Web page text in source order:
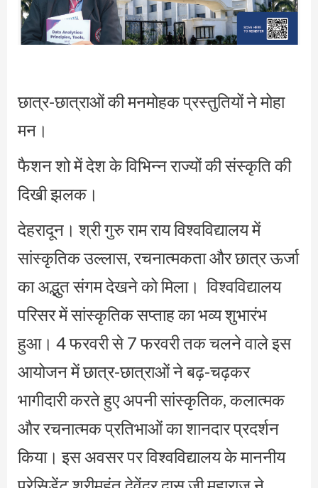
छात्र-छात्राओं की मनमोहक प्रस्तुतियों ने मोहा
मन।
फैशन शो में देश के विभिन्न राज्यों की संस्कृति की
दिखी झलक।
देहरादून। श्री गुरु राम राय विश्वविद्यालय में
सांस्कृतिक उल्लास, रचनात्मकता और छात्र ऊर्जा
का अद्भुत संगम देखने को मिला। विश्वविद्यालय
परिसर में सांस्कृतिक सप्ताह का भव्य शुभारंभ
हुआ। 4 फरवरी से 7 फरवरी तक चलने वाले इस
आयोजन में छात्र-छात्राओं ने बढ़-चढ़कर
भागीदारी करते हुए अपनी सांस्कृतिक, कलात्मक
और रचनात्मक प्रतिभाओं का शानदार प्रदर्शन
किया। इस अवसर पर विश्वविद्यालय के माननीय